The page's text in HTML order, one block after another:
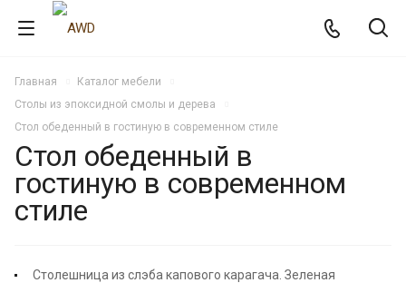
Главная
Каталог мебели
Столы из эпоксидной смолы и дерева
Стол обеденный в гостиную в современном стиле
Стол обеденный в
гостиную в современном
стиле
Столешница из слэба капового карагача. Зеленая